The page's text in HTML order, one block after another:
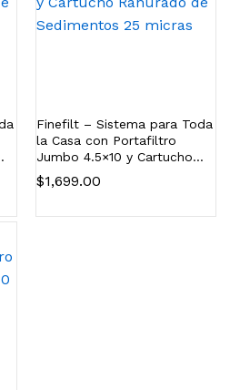
Finefilt – Sistema para Toda
la Casa con Portafiltro
Jumbo 4.5×10 y Cartucho
Ranurado de Sedimentos 25
micras
$1,699.00